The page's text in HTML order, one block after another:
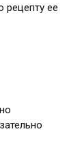
рецепту ее